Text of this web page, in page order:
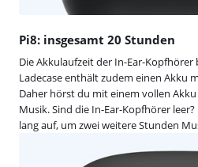
Pi8: insgesamt 20 Stunden
Die Akkulaufzeit der In-Ear-Kopfhörer
Ladecase enthält zudem einen Akku
Daher hörst du mit einem vollen
Musik. Sind die In-Ear-Kopfhörer
lang auf, um zwei weitere Stunden